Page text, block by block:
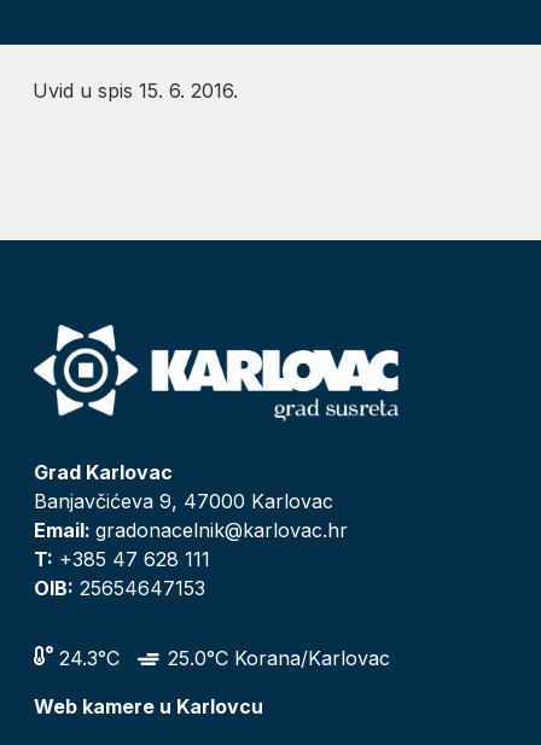
Uvid u spis 15. 6. 2016.
Grad Karlovac
Banjavčićeva 9, 47000 Karlovac
Email: gradonacelnik@karlovac.hr
T: +385 47 628 111
OIB: 25654647153
24.3°C
25.0°C Korana/Karlovac
Web kamere u Karlovcu